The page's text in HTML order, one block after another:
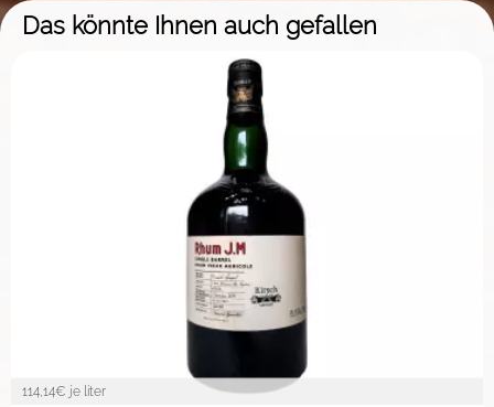
Das könnte Ihnen auch gefallen
114,14€ je liter